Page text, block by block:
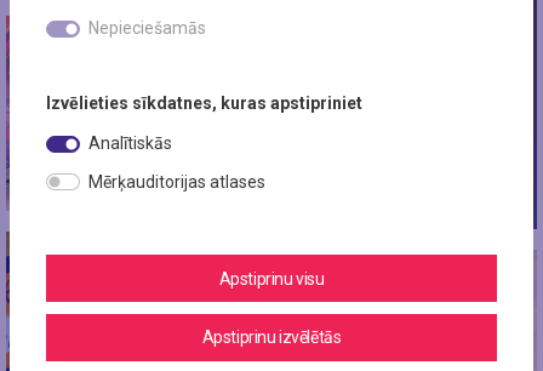
Nepieciešamās
Izvēlieties sīkdatnes, kuras apstipriniet
Analītiskās
Mērķauditorijas atlases
Apstiprinu visu
Apstiprinu izvēlētās